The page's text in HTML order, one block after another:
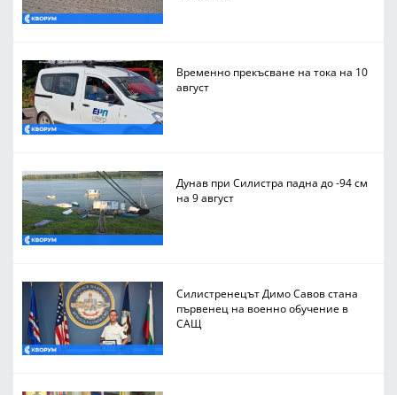
Временно прекъсване на тока на 10
август
Дунав при Силистра падна до -94 см
на 9 август
Силистренецът Димо Савов стана
първенец на военно обучение в
САЩ